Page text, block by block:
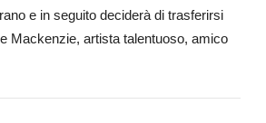
e in seguito deciderà di trasferirsi
Mackenzie, artista talentuoso, amico